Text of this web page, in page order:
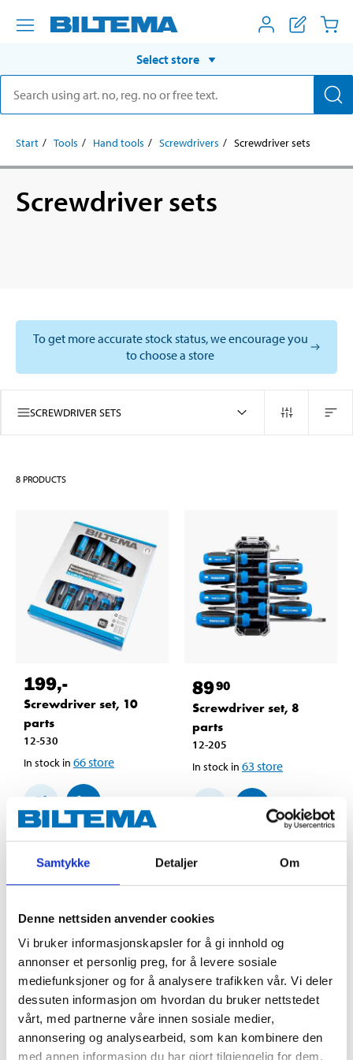
Samtykke Detaljer Om
Denne nettsiden anvender cookies
Vi bruker informasjonskapsler for å gi innhold og
annonser et personlig preg, for å levere sosiale
mediefunksjoner og for å analysere trafikken vår. Vi deler
dessuten informasjon om hvordan du bruker nettstedet
vårt, med partnerne våre innen sosiale medier,
annonsering og analysearbeid, som kan kombinere den
med annen informasjon du har gjort tilgjengelig for dem,
Select store
Start Tools Hand tools Screwdrivers Screwdriver sets
Screwdriver sets
To get more accurate stock status, we encourage you
to choose a store
SCREWDRIVER SETS
8 PRODUCTS
199,-
Screwdriver set, 10
parts
12-530
In stock in 66store
8990
Screwdriver set, 8
parts
12-205
In stock in 63 store
179,-
Screwdriver Set VDE,
149,-
Screwdriver set, VDE,